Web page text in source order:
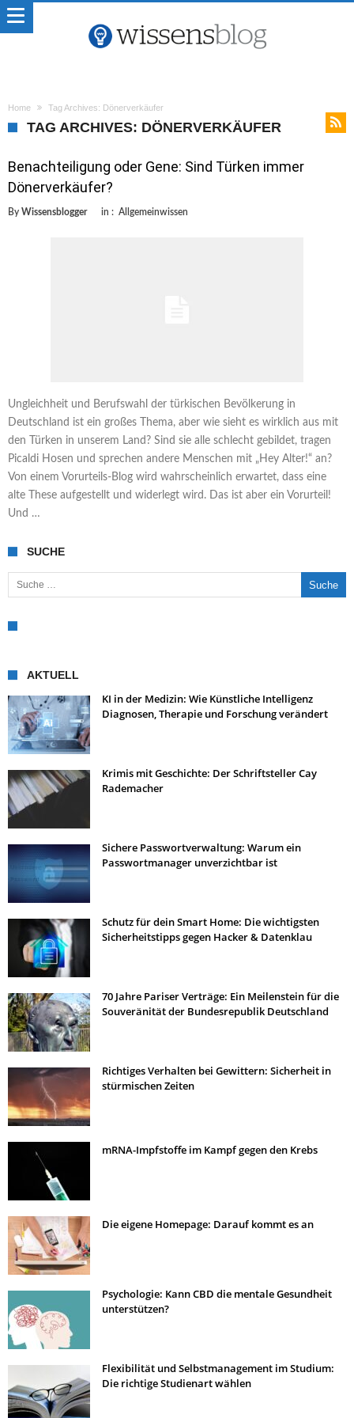
Home Tag Archives: Dönerverkäufer
TAG ARCHIVES: DÖNERVERKÄUFER
Benachteiligung oder Gene: Sind Türken immer
Dönerverkäufer?
By Wissensblogger in : Allgemeinwissen
Ungleichheit und Berufswahl der türkischen Bevölkerung in
Deutschland ist ein großes Thema, aber wie sieht es wirklich aus mit
den Türken in unserem Land? Sind sie alle schlecht gebildet, tragen
Picaldi Hosen und sprechen andere Menschen mit „Hey Alter!“ an?
Von einem Vorurteils-Blog wird wahrscheinlich erwartet, dass eine
alte These aufgestellt und widerlegt wird. Das ist aber ein Vorurteil!
Und …
SUCHE
Suche nach:
AKTUELL
KI in der Medizin: Wie Künstliche Intelligenz
Diagnosen, Therapie und Forschung verändert
Krimis mit Geschichte: Der Schriftsteller Cay
Rademacher
Sichere Passwortverwaltung: Warum ein
Passwortmanager unverzichtbar ist
Schutz für dein Smart Home: Die wichtigsten
Sicherheitstipps gegen Hacker & Datenklau
70 Jahre Pariser Verträge: Ein Meilenstein für die
Souveränität der Bundesrepublik Deutschland
Richtiges Verhalten bei Gewittern: Sicherheit in
stürmischen Zeiten
mRNA-Impfstoffe im Kampf gegen den Krebs
Die eigene Homepage: Darauf kommt es an
Psychologie: Kann CBD die mentale Gesundheit
unterstützen?
Flexibilität und Selbstmanagement im Studium:
Die richtige Studienart wählen